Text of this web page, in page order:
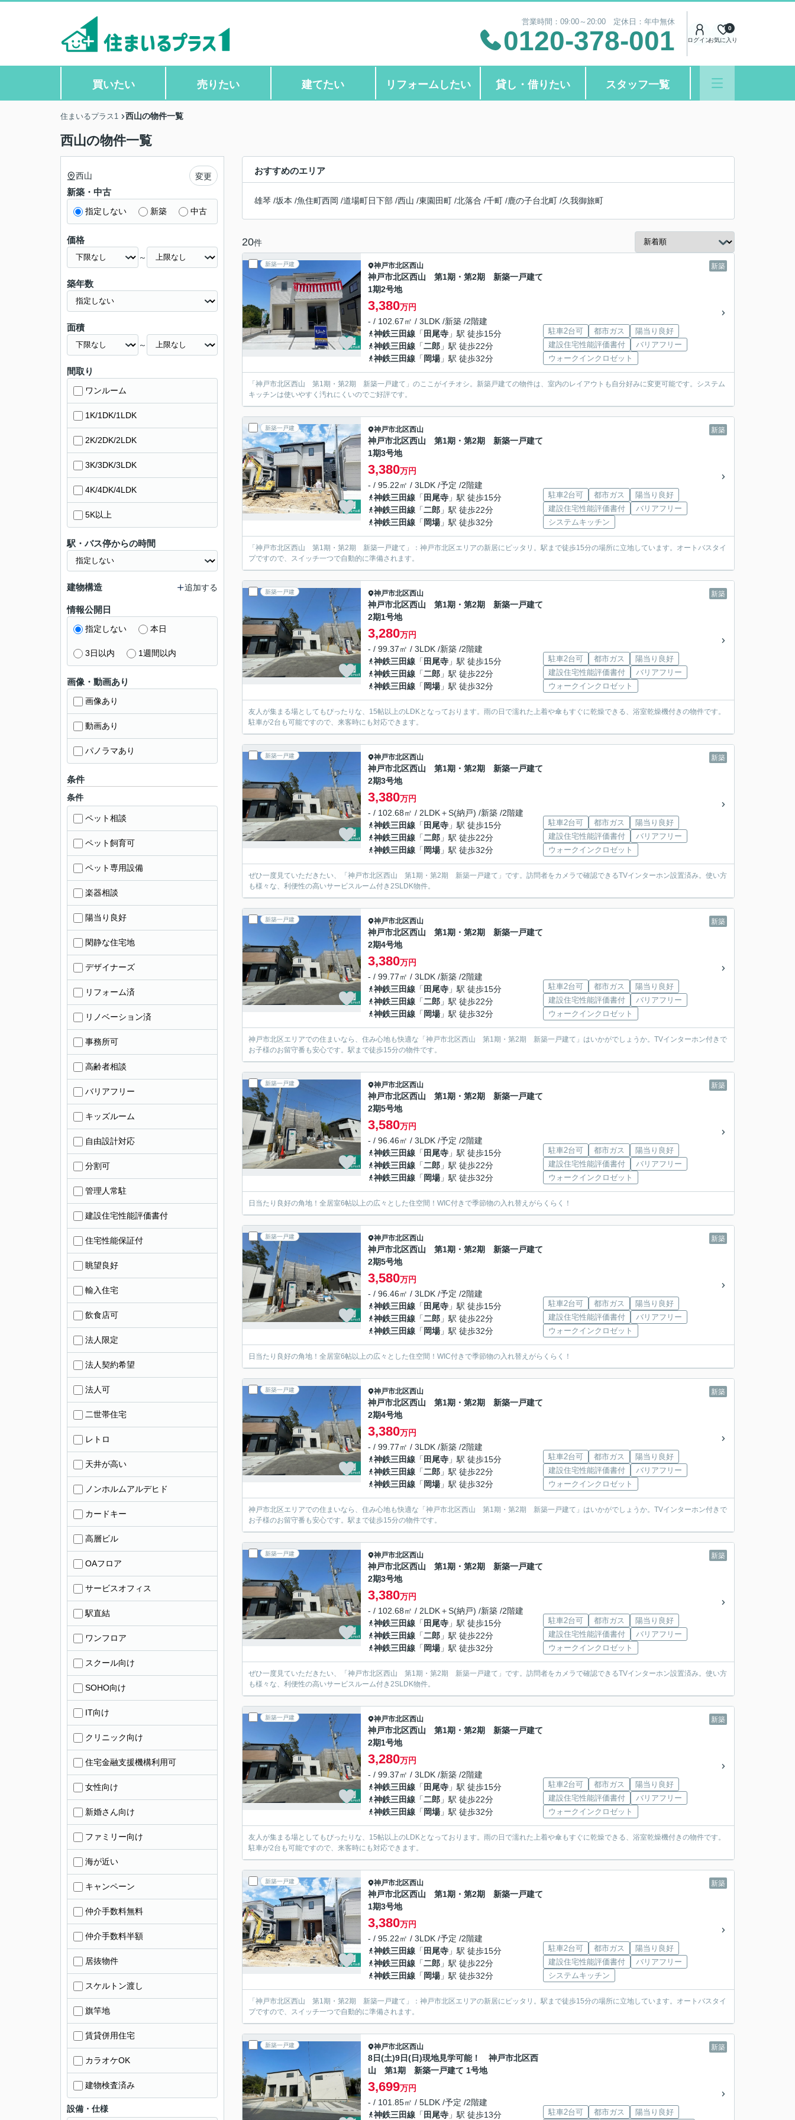
営業時間：09:00～20:00 定休日：年中無休
0120-378-001 ログインお気に入り
0
買いたい 売りたい 建てたい リフォームしたい 貸し・借りたい スタッフ一覧
住まいるプラス1 西山の物件一覧
西山の物件一覧
おすすめのエリア
雄琴 /坂本 /魚住町西岡 /道場町日下部 /西山 /東園田町 /北落合 /千町 /鹿の子台北町 /久我御旅町
20件
新築一戸建 新築
神戸市北区西山
神戸市北区西山 第1期・第2期 新築一戸建て
1期2号地
3,380万円
- / 102.67㎡ / 3LDK /新築 /2階建
神鉄三田線 「 田尾寺 」駅 徒歩15分
神鉄三田線 「二郎 」駅 徒歩22分
神鉄三田線 「 岡場」駅 徒歩32分
駐車2台可 都市ガス
陽当り良好
建設住宅性能評価書付
バリアフリー
ウォークインクロゼット
「神戸市北区西山 第1期・第2期 新築一戸建て」のここがイチオシ。新築戸建ての物件は、室内のレイアウトも自分好みに変更可能です。システム
キッチンは使いやすく汚れにくいのでご好評です。
新築一戸建 新築
神戸市北区西山
神戸市北区西山 第1期・第2期 新築一戸建て
1期3号地
3,380万円
- / 95.22㎡ / 3LDK /予定 /2階建
神鉄三田線 「 田尾寺 」駅 徒歩15分
神鉄三田線 「二郎 」駅 徒歩22分
神鉄三田線 「 岡場」駅 徒歩32分
駐車2台可 都市ガス
陽当り良好
建設住宅性能評価書付
バリアフリー
システムキッチン
「神戸市北区西山 第1期・第2期 新築一戸建て」：神戸市北区エリアの新居にピッタリ。駅まで徒歩15分の場所に立地しています。オートバスタイ
プですので、スイッチ一つで自動的に準備されます。
新築一戸建 新築
神戸市北区西山
神戸市北区西山 第1期・第2期 新築一戸建て
2期1号地
3,280万円
- / 99.37㎡ / 3LDK /新築 /2階建
神鉄三田線 「 田尾寺 」駅 徒歩15分
神鉄三田線 「二郎 」駅 徒歩22分
神鉄三田線 「 岡場」駅 徒歩32分
駐車2台可 都市ガス
陽当り良好
建設住宅性能評価書付
バリアフリー
ウォークインクロゼット
友人が集まる場としてもぴったりな、15帖以上のLDKとなっております。雨の日で濡れた上着や傘もすぐに乾燥できる、浴室乾燥機付きの物件です。
駐車が2台も可能ですので、来客時にも対応できます。
新築一戸建 新築
神戸市北区西山
神戸市北区西山 第1期・第2期 新築一戸建て
2期3号地
3,380万円
- / 102.68㎡ / 2LDK＋S(納戸) /新築 /2階建
神鉄三田線 「 田尾寺 」駅 徒歩15分
神鉄三田線 「二郎 」駅 徒歩22分
神鉄三田線 「 岡場」駅 徒歩32分
駐車2台可 都市ガス
陽当り良好
建設住宅性能評価書付
バリアフリー
ウォークインクロゼット
ぜひ一度見ていただきたい、「神戸市北区西山 第1期・第2期 新築一戸建て」です。訪問者をカメラで確認できるTVインターホン設置済み。使い方
も様々な、利便性の高いサービスルーム付き2SLDK物件。
新築一戸建 新築
神戸市北区西山
神戸市北区西山 第1期・第2期 新築一戸建て
2期4号地
3,380万円
- / 99.77㎡ / 3LDK /新築 /2階建
神鉄三田線 「 田尾寺 」駅 徒歩15分
神鉄三田線 「二郎 」駅 徒歩22分
神鉄三田線 「 岡場」駅 徒歩32分
駐車2台可 都市ガス
陽当り良好
建設住宅性能評価書付
バリアフリー
ウォークインクロゼット
神戸市北区エリアでの住まいなら、住み心地も快適な「神戸市北区西山 第1期・第2期 新築一戸建て」はいかがでしょうか。TVインターホン付きで
お子様のお留守番も安心です。駅まで徒歩15分の物件です。
新築一戸建 新築
神戸市北区西山
神戸市北区西山 第1期・第2期 新築一戸建て
2期5号地
3,580万円
- / 96.46㎡ / 3LDK /予定 /2階建
神鉄三田線 「 田尾寺 」駅 徒歩15分
神鉄三田線 「二郎 」駅 徒歩22分
神鉄三田線 「 岡場」駅 徒歩32分
駐車2台可 都市ガス
陽当り良好
建設住宅性能評価書付
バリアフリー
ウォークインクロゼット
日当たり良好の角地！全居室6帖以上の広々とした住空間！WIC付きで季節物の入れ替えがらくらく！
新築一戸建 新築
神戸市北区西山
神戸市北区西山 第1期・第2期 新築一戸建て
2期5号地
3,580万円
- / 96.46㎡ / 3LDK /予定 /2階建
神鉄三田線 「 田尾寺 」駅 徒歩15分
神鉄三田線 「二郎 」駅 徒歩22分
神鉄三田線 「 岡場」駅 徒歩32分
駐車2台可 都市ガス
陽当り良好
建設住宅性能評価書付
バリアフリー
ウォークインクロゼット
日当たり良好の角地！全居室6帖以上の広々とした住空間！WIC付きで季節物の入れ替えがらくらく！
新築一戸建 新築
神戸市北区西山
神戸市北区西山 第1期・第2期 新築一戸建て
2期4号地
3,380万円
- / 99.77㎡ / 3LDK /新築 /2階建
神鉄三田線 「 田尾寺 」駅 徒歩15分
神鉄三田線 「二郎 」駅 徒歩22分
神鉄三田線 「 岡場」駅 徒歩32分
駐車2台可 都市ガス
陽当り良好
建設住宅性能評価書付
バリアフリー
ウォークインクロゼット
神戸市北区エリアでの住まいなら、住み心地も快適な「神戸市北区西山 第1期・第2期 新築一戸建て」はいかがでしょうか。TVインターホン付きで
お子様のお留守番も安心です。駅まで徒歩15分の物件です。
新築一戸建 新築
神戸市北区西山
神戸市北区西山 第1期・第2期 新築一戸建て
2期3号地
3,380万円
- / 102.68㎡ / 2LDK＋S(納戸) /新築 /2階建
神鉄三田線 「 田尾寺 」駅 徒歩15分
神鉄三田線 「二郎 」駅 徒歩22分
神鉄三田線 「 岡場」駅 徒歩32分
駐車2台可 都市ガス
陽当り良好
建設住宅性能評価書付
バリアフリー
ウォークインクロゼット
ぜひ一度見ていただきたい、「神戸市北区西山 第1期・第2期 新築一戸建て」です。訪問者をカメラで確認できるTVインターホン設置済み。使い方
も様々な、利便性の高いサービスルーム付き2SLDK物件。
新築一戸建 新築
神戸市北区西山
神戸市北区西山 第1期・第2期 新築一戸建て
2期1号地
3,280万円
- / 99.37㎡ / 3LDK /新築 /2階建
神鉄三田線 「 田尾寺 」駅 徒歩15分
神鉄三田線 「二郎 」駅 徒歩22分
神鉄三田線 「 岡場」駅 徒歩32分
駐車2台可 都市ガス
陽当り良好
建設住宅性能評価書付
バリアフリー
ウォークインクロゼット
友人が集まる場としてもぴったりな、15帖以上のLDKとなっております。雨の日で濡れた上着や傘もすぐに乾燥できる、浴室乾燥機付きの物件です。
駐車が2台も可能ですので、来客時にも対応できます。
新築一戸建 新築
神戸市北区西山
神戸市北区西山 第1期・第2期 新築一戸建て
1期3号地
3,380万円
- / 95.22㎡ / 3LDK /予定 /2階建
神鉄三田線 「 田尾寺 」駅 徒歩15分
神鉄三田線 「二郎 」駅 徒歩22分
神鉄三田線 「 岡場」駅 徒歩32分
駐車2台可 都市ガス
陽当り良好
建設住宅性能評価書付
バリアフリー
システムキッチン
「神戸市北区西山 第1期・第2期 新築一戸建て」：神戸市北区エリアの新居にピッタリ。駅まで徒歩15分の場所に立地しています。オートバスタイ
プですので、スイッチ一つで自動的に準備されます。
新築一戸建 新築
神戸市北区西山
8日(土)9日(日)現地見学可能！ 神戸市北区西
山 第1期 新築一戸建て 1号地
3,699万円
- / 101.85㎡ / 5LDK /予定 /2階建
神鉄三田線 「 田尾寺 」駅 徒歩13分 駐車2台可 都市ガス 陽当り良好
西山 変更
新築・中古
指定しない 新築 中古
価格
～
築年数
面積
～
間取り
ワンルーム
1K/1DK/1LDK
2K/2DK/2LDK
3K/3DK/3LDK
4K/4DK/4LDK
5K以上
駅・バス停からの時間
建物構造 追加する
情報公開日
指定しない 本日
3日以内 1週間以内
画像・動画あり
画像あり
動画あり
パノラマあり
条件
条件
ペット相談
ペット飼育可
ペット専用設備
楽器相談
陽当り良好
閑静な住宅地
デザイナーズ
リフォーム済
リノベーション済
事務所可
高齢者相談
バリアフリー
キッズルーム
自由設計対応
分割可
管理人常駐
建設住宅性能評価書付
住宅性能保証付
眺望良好
輸入住宅
飲食店可
法人限定
法人契約希望
法人可
二世帯住宅
レトロ
天井が高い
ノンホルムアルデヒド
カードキー
高層ビル
OAフロア
サービスオフィス
駅直結
ワンフロア
スクール向け
SOHO向け
IT向け
クリニック向け
住宅金融支援機構利用可
女性向け
新婚さん向け
ファミリー向け
海が近い
キャンペーン
仲介手数料無料
仲介手数料半額
居抜物件
スケルトン渡し
旗竿地
賃貸併用住宅
カラオケOK
建物検査済み
設備・仕様